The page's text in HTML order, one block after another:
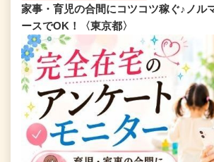
家事・育児の合間にコツコツ稼ぐ♪ノル
ースでOK！〈東京都〉